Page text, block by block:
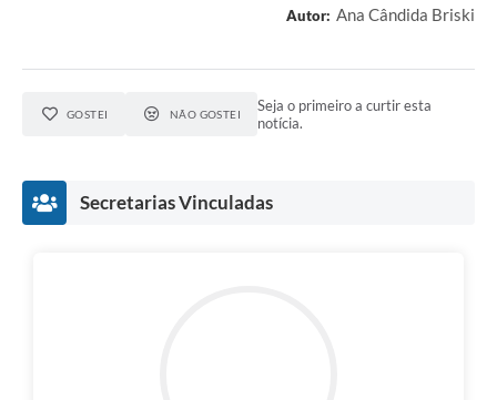
Autor: Ana Cândida Briski
GOSTEI NÃO GOSTEI
Seja o primeiro a curtir esta
notícia.
Secretarias Vinculadas